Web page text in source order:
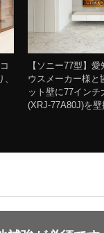
【ソニー77型】
ウスメーカー様と
ット壁に77イン
(XRJ-77A80J)を壁